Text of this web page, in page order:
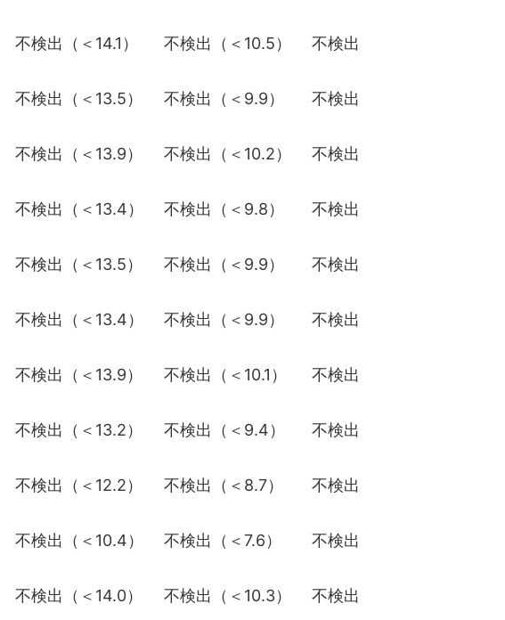
不検出（＜14.1） 不検出（＜10.5） 不検出
不検出（＜13.5） 不検出（＜9.9） 不検出
不検出（＜13.9） 不検出（＜10.2） 不検出
不検出（＜13.4） 不検出（＜9.8） 不検出
不検出（＜13.5） 不検出（＜9.9） 不検出
不検出（＜13.4） 不検出（＜9.9） 不検出
不検出（＜13.9） 不検出（＜10.1） 不検出
不検出（＜13.2） 不検出（＜9.4） 不検出
不検出（＜12.2） 不検出（＜8.7） 不検出
不検出（＜10.4） 不検出（＜7.6） 不検出
不検出（＜14.0） 不検出（＜10.3） 不検出